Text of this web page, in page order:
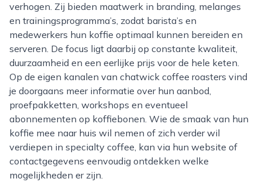
verhogen. Zij bieden maatwerk in branding, melanges
en trainingsprogramma’s, zodat barista’s en
medewerkers hun koffie optimaal kunnen bereiden en
serveren. De focus ligt daarbij op constante kwaliteit,
duurzaamheid en een eerlijke prijs voor de hele keten.
Op de eigen kanalen van chatwick coffee roasters vind
je doorgaans meer informatie over hun aanbod,
proefpakketten, workshops en eventueel
abonnementen op koffiebonen. Wie de smaak van hun
koffie mee naar huis wil nemen of zich verder wil
verdiepen in specialty coffee, kan via hun website of
contactgegevens eenvoudig ontdekken welke
mogelijkheden er zijn.